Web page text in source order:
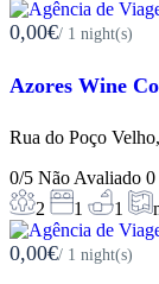
0,00€/ 1 night(s)
Azores Wine
Rua do Poço
0/5 Não Avaliado 0
2
1 1
0,00€/ 1 night(s)